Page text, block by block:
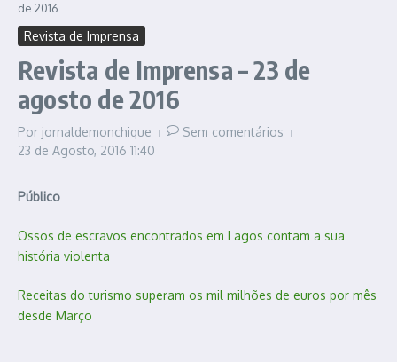
de 2016
Revista de Imprensa
Revista de Imprensa – 23 de
agosto de 2016
Por jornaldemonchique
Sem comentários
23 de Agosto, 2016 11:40
Público
Ossos de escravos encontrados em Lagos contam a sua
história violenta
Receitas do turismo superam os mil milhões de euros por mês
desde Março